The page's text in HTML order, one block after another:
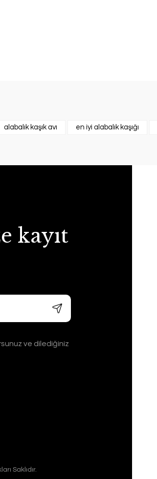
alabalık kaşık avı en iyi alabalık kaşığı
kayıt
ve dilediğiniz
Saklıdır.